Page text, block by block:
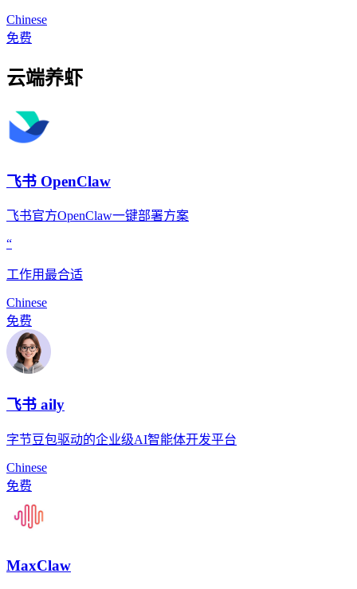
Chinese
免费
云端养虾
飞书 OpenClaw
飞书官方OpenClaw一键部署方案
“
工作用最合适
Chinese
免费
飞书 aily
字节豆包驱动的企业级AI智能体开发平台
Chinese
免费
MaxClaw